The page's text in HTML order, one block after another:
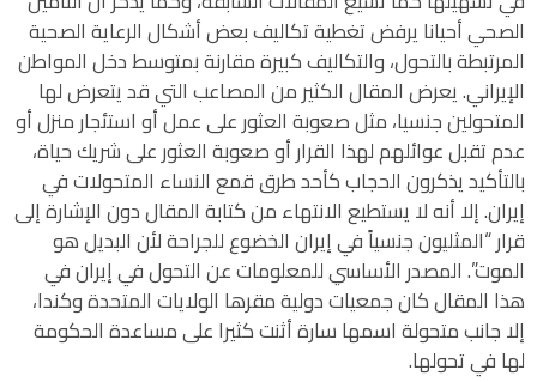
الصحي أحيانا يرفض تغطية تكاليف بعض أشكال الرعاية الصحية
المرتبطة بالتحول، والتكاليف كبيرة مقارنة بمتوسط دخل المواطن
الإيراني. يعرض المقال الكثير من المصاعب التي قد يتعرض لها
المتحولين جنسيا، مثل صعوبة العثور على عمل أو استئجار منزل أو
عدم تقبل عوائلهم لهذا القرار أو صعوبة العثور على شريك حياة،
بالتأكيد يذكرون الحجاب كأحد طرق قمع النساء المتحولات في
إيران. إلا أنه لا يستطيع الانتهاء من كتابة المقال دون الإشارة إلى
قرار “المثليون جنسياً في إيران الخضوع للجراحة لأن البديل هو
الموت”. المصدر الأساسي للمعلومات عن التحول في إيران في
هذا المقال كان جمعيات دولية مقرها الولايات المتحدة وكندا،
إلا جانب متحولة اسمها سارة أثنت كثيرا على مساعدة الحكومة
لها في تحولها.